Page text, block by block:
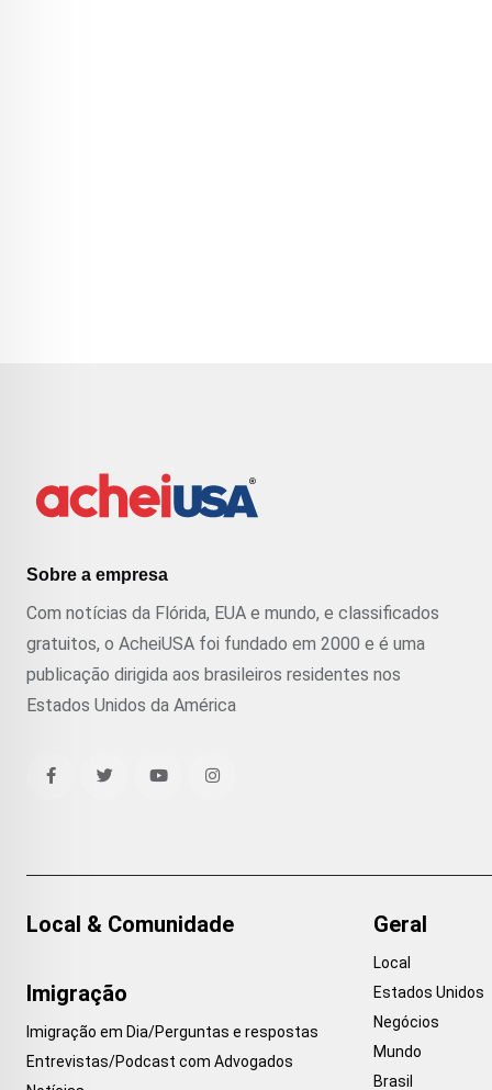
Sobre a empresa
Com notícias da Flórida, EUA e mundo, e classificados
gratuitos, o AcheiUSA foi fundado em 2000 e é uma
publicação dirigida aos brasileiros residentes nos
Estados Unidos da América
Local & Comunidade
Imigração
Imigração em Dia/Perguntas e respostas
Entrevistas/Podcast com Advogados
Geral
Local
Estados Unidos
Negócios
Mundo
Brasil